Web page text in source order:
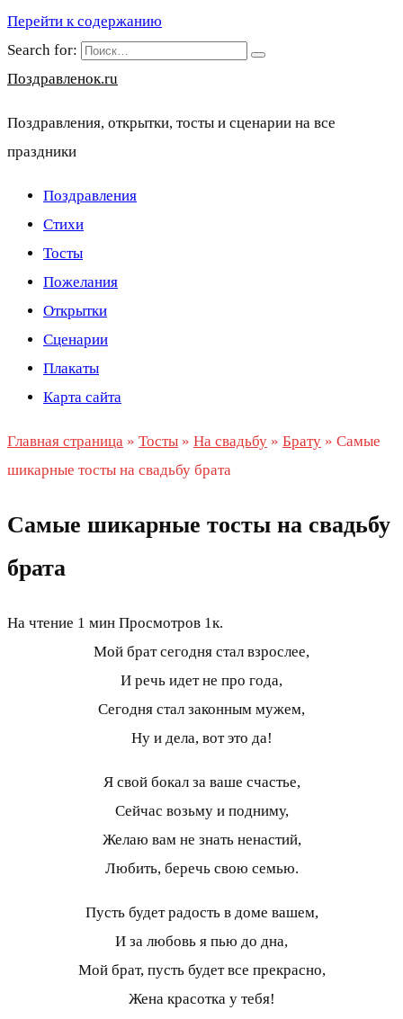
Перейти к содержанию
Search for:
Поздравленок.ru
Поздравления, открытки, тосты и сценарии на все
праздники
Поздравления
Стихи
Тосты
Пожелания
Открытки
Сценарии
Плакаты
Карта сайта
Главная страница » Тосты » На свадьбу » Брату » Самые
шикарные тосты на свадьбу брата
Самые шикарные тосты на свадьбу
брата
На чтение 1 мин Просмотров 1к.
Мой брат сегодня стал взрослее,
И речь идет не про года,
Сегодня стал законным мужем,
Ну и дела, вот это да!
Я свой бокал за ваше счастье,
Сейчас возьму и подниму,
Желаю вам не знать ненастий,
Любить, беречь свою семью.
Пусть будет радость в доме вашем,
И за любовь я пью до дна,
Мой брат, пусть будет все прекрасно,
Жена красотка у тебя!